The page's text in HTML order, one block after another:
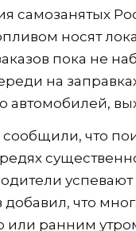
самозанятых
носят
пока не
на
автомобилей,
что
что
ранним